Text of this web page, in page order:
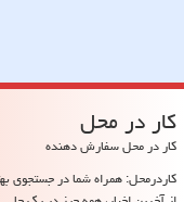
كار در محل
کار در محل سفارش دهنده
کاردرمحل: همراه شما در جستجوی